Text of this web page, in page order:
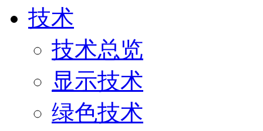
技术
技术总览
显示技术
绿色技术